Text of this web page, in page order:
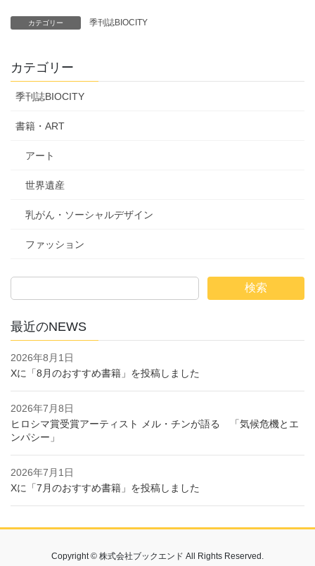
カテゴリー 季刊誌BIOCITY
カテゴリー
季刊誌BIOCITY
書籍・ART
アート
世界遺産
乳がん・ソーシャルデザイン
ファッション
検索
最近のNEWS
2026年8月1日
Xに「8月のおすすめ書籍」を投稿しました
2026年7月8日
ヒロシマ賞受賞アーティスト メル・チンが語る 「気候危機とエ
ンパシー」
2026年7月1日
Xに「7月のおすすめ書籍」を投稿しました
Copyright © 株式会社ブックエンド All Rights Reserved.